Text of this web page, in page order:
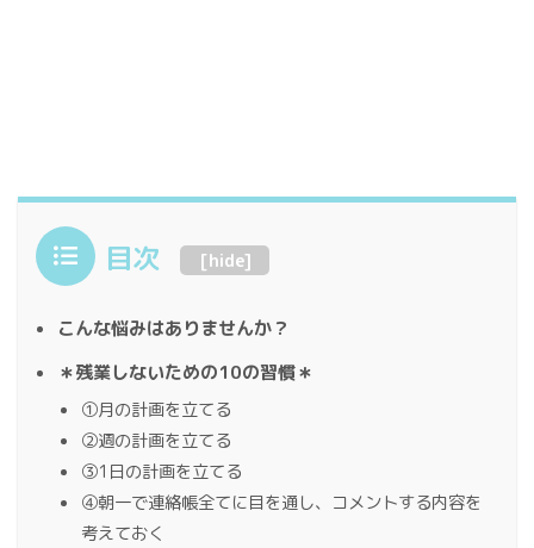
目次 [hide]
こんな悩みはありませんか？
＊残業しないための10の習慣＊
①月の計画を立てる
②週の計画を立てる
③1日の計画を立てる
④朝一で連絡帳全てに目を通し、コメントする内容を
考えておく